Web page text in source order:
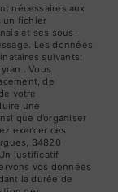
nécessaires aux
un fichier
et ses sous-
Les données
suivants:
. Vous
de
votre
une
que d’organiser
exercer ces
34820
justificatif
vos données
la durée de